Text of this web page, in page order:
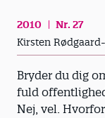
2010
Nr. 27
Kirsten
Bryder du dig
fuld
Nej, vel.